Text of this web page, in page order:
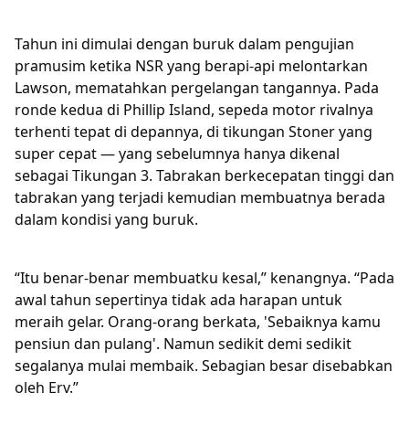
Tahun ini dimulai dengan buruk dalam pengujian
pramusim ketika NSR yang berapi-api melontarkan
Lawson, mematahkan pergelangan tangannya. Pada
ronde kedua di Phillip Island, sepeda motor rivalnya
terhenti tepat di depannya, di tikungan Stoner yang
super cepat — yang sebelumnya hanya dikenal
sebagai Tikungan 3. Tabrakan berkecepatan tinggi dan
tabrakan yang terjadi kemudian membuatnya berada
dalam kondisi yang buruk.
“Itu benar-benar membuatku kesal,” kenangnya. “Pada
awal tahun sepertinya tidak ada harapan untuk
meraih gelar. Orang-orang berkata, 'Sebaiknya kamu
pensiun dan pulang'. Namun sedikit demi sedikit
segalanya mulai membaik. Sebagian besar disebabkan
oleh Erv.”